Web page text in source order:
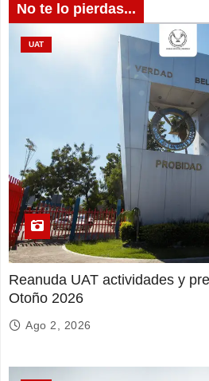
No te lo pierdas...
UAT
Reanuda UAT actividades y
Otoño 2026
Ago 2, 2026